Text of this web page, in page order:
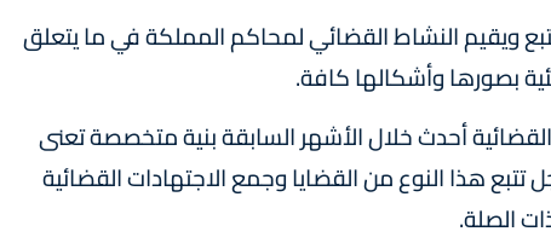
ويقيم النشاط القضائي لمحاكم المملكة في ما يتعلق
بصورها وأشكالها كافة.
أحدث خلال الأشهر السابقة بنية متخصصة تعنى
تتبع هذا النوع من القضايا وجمع الاجتهادات القضائية
الصلة.